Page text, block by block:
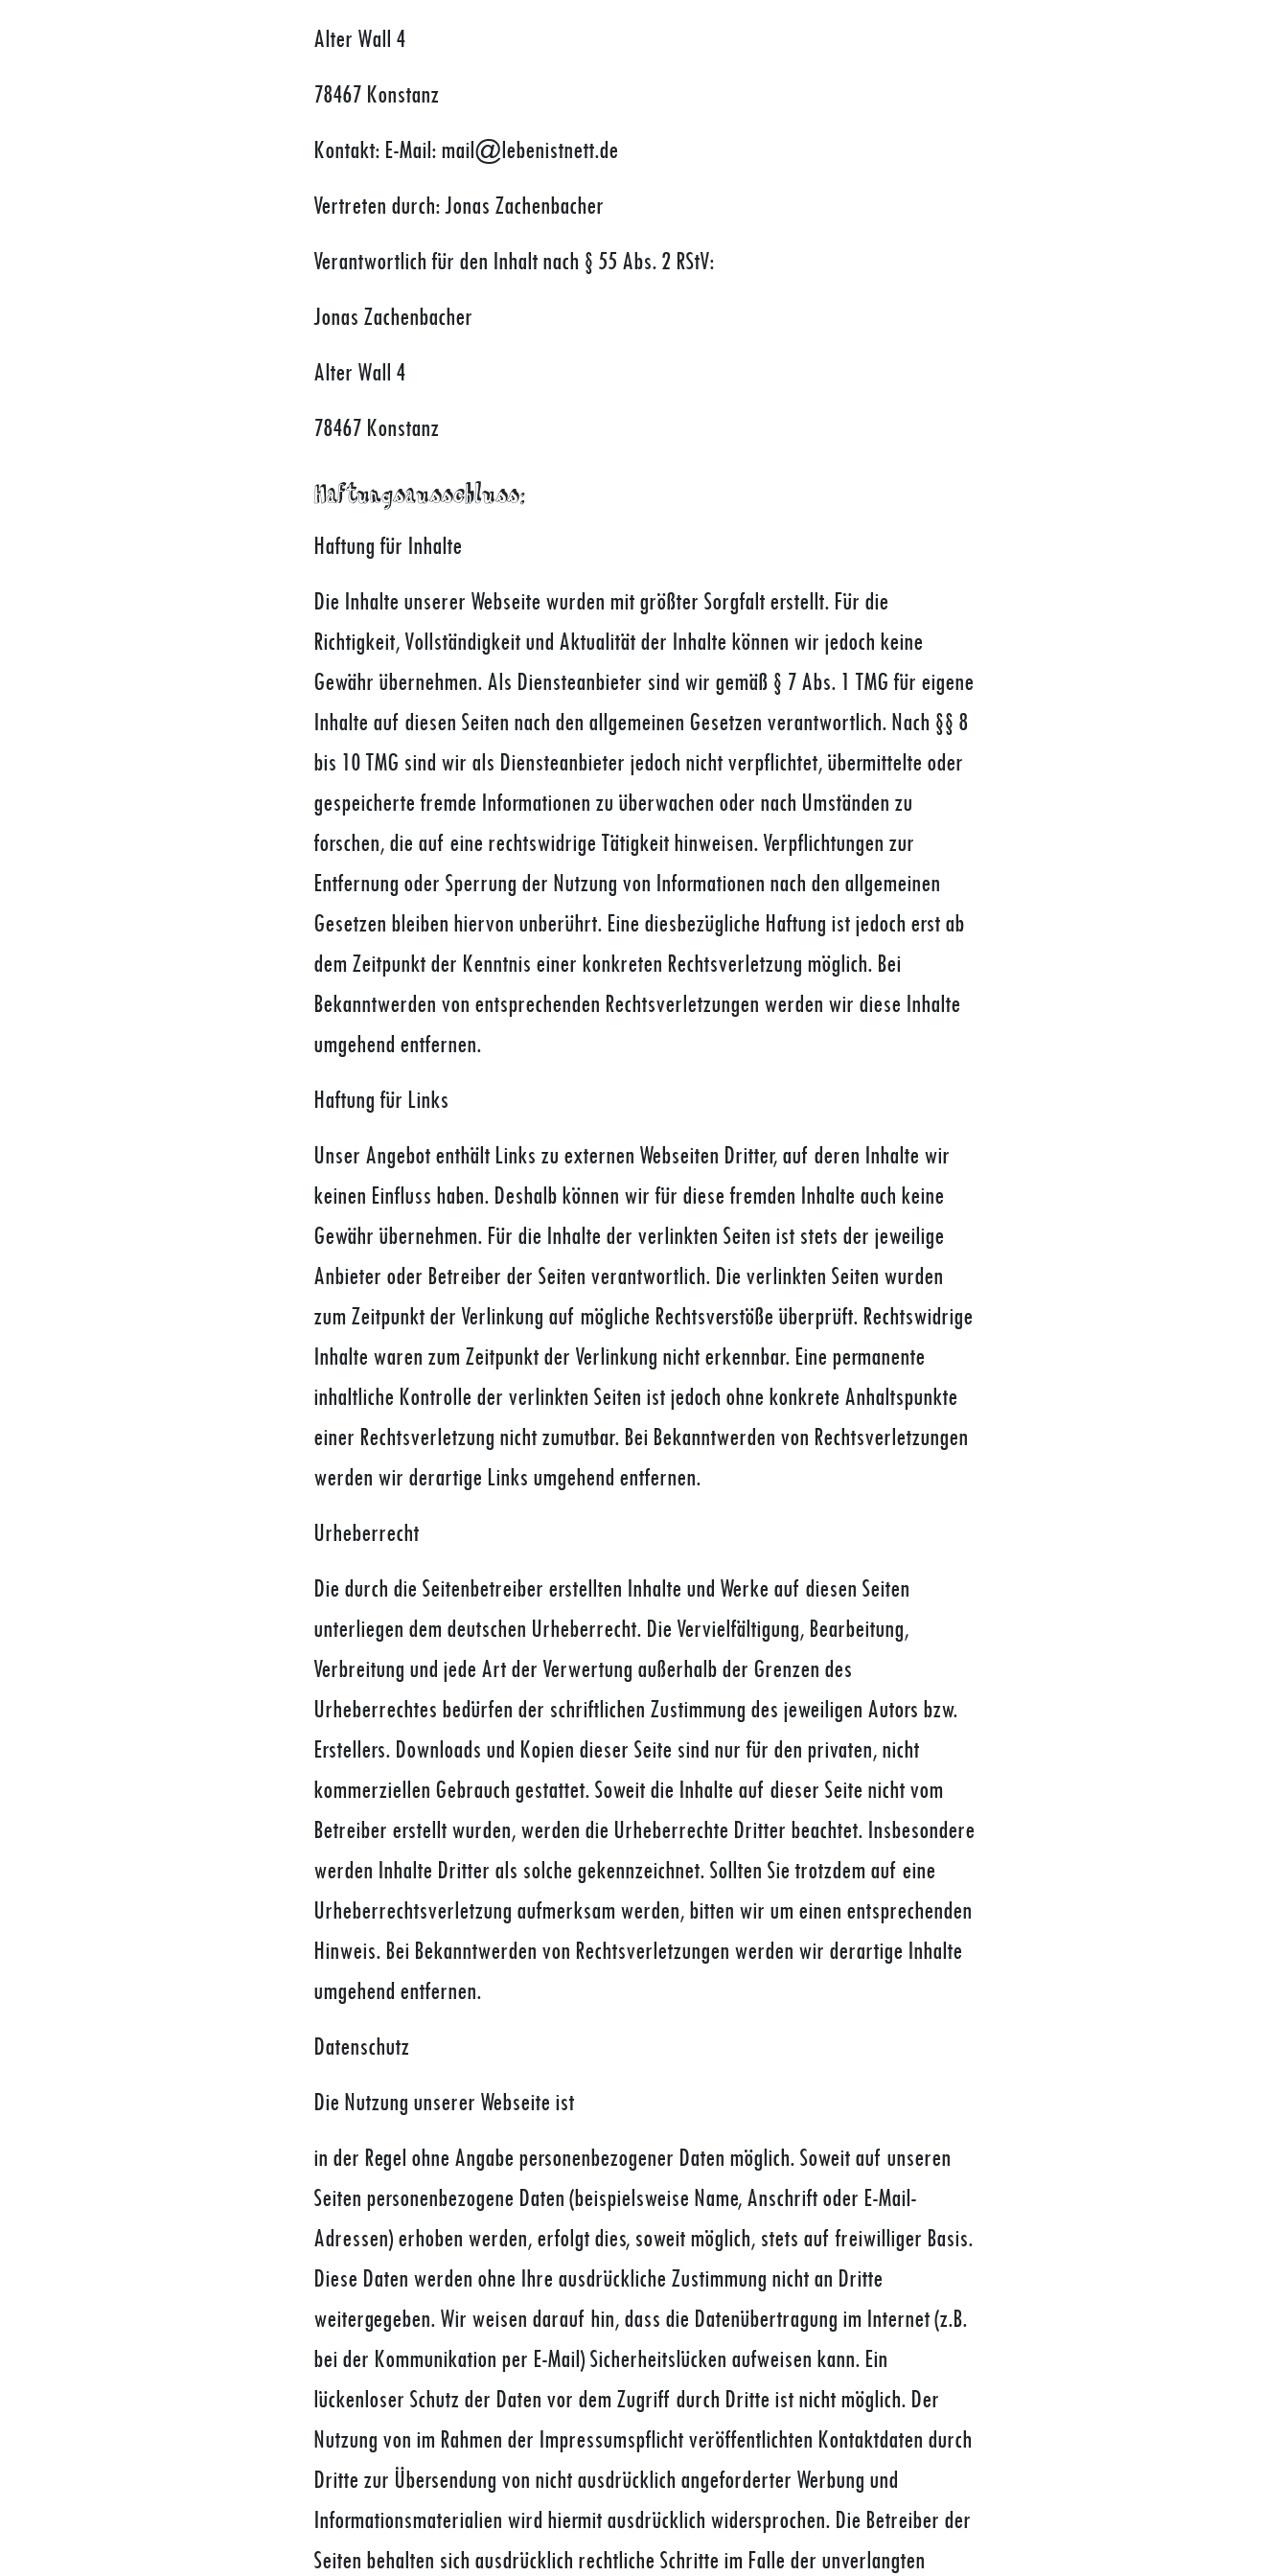
Alter Wall 4
78467 Konstanz
Kontakt: E-Mail: mail@lebenistnett.de
Vertreten durch: Jonas Zachenbacher
Verantwortlich für den Inhalt nach § 55 Abs. 2 RStV:
Jonas Zachenbacher
Alter Wall 4
78467 Konstanz
Haftungsausschluss:
Haftung für Inhalte
Die Inhalte unserer Webseite wurden mit größter Sorgfalt erstellt. Für die
Richtigkeit, Vollständigkeit und Aktualität der Inhalte können wir jedoch keine
Gewähr übernehmen. Als Diensteanbieter sind wir gemäß § 7 Abs. 1 TMG für eigene
Inhalte auf diesen Seiten nach den allgemeinen Gesetzen verantwortlich. Nach §§ 8
bis 10 TMG sind wir als Diensteanbieter jedoch nicht verpflichtet, übermittelte oder
gespeicherte fremde Informationen zu überwachen oder nach Umständen zu
forschen, die auf eine rechtswidrige Tätigkeit hinweisen. Verpflichtungen zur
Entfernung oder Sperrung der Nutzung von Informationen nach den allgemeinen
Gesetzen bleiben hiervon unberührt. Eine diesbezügliche Haftung ist jedoch erst ab
dem Zeitpunkt der Kenntnis einer konkreten Rechtsverletzung möglich. Bei
Bekanntwerden von entsprechenden Rechtsverletzungen werden wir diese Inhalte
umgehend entfernen.
Haftung für Links
Unser Angebot enthält Links zu externen Webseiten Dritter, auf deren Inhalte wir
keinen Einfluss haben. Deshalb können wir für diese fremden Inhalte auch keine
Gewähr übernehmen. Für die Inhalte der verlinkten Seiten ist stets der jeweilige
Anbieter oder Betreiber der Seiten verantwortlich. Die verlinkten Seiten wurden
zum Zeitpunkt der Verlinkung auf mögliche Rechtsverstöße überprüft. Rechtswidrige
Inhalte waren zum Zeitpunkt der Verlinkung nicht erkennbar. Eine permanente
inhaltliche Kontrolle der verlinkten Seiten ist jedoch ohne konkrete Anhaltspunkte
einer Rechtsverletzung nicht zumutbar. Bei Bekanntwerden von Rechtsverletzungen
werden wir derartige Links umgehend entfernen.
Urheberrecht
Die durch die Seitenbetreiber erstellten Inhalte und Werke auf diesen Seiten
unterliegen dem deutschen Urheberrecht. Die Vervielfältigung, Bearbeitung,
Verbreitung und jede Art der Verwertung außerhalb der Grenzen des
Urheberrechtes bedürfen der schriftlichen Zustimmung des jeweiligen Autors bzw.
Erstellers. Downloads und Kopien dieser Seite sind nur für den privaten, nicht
kommerziellen Gebrauch gestattet. Soweit die Inhalte auf dieser Seite nicht vom
Betreiber erstellt wurden, werden die Urheberrechte Dritter beachtet. Insbesondere
werden Inhalte Dritter als solche gekennzeichnet. Sollten Sie trotzdem auf eine
Urheberrechtsverletzung aufmerksam werden, bitten wir um einen entsprechenden
Hinweis. Bei Bekanntwerden von Rechtsverletzungen werden wir derartige Inhalte
umgehend entfernen.
Datenschutz
Die Nutzung unserer Webseite ist
in der Regel ohne Angabe personenbezogener Daten möglich. Soweit auf unseren
Seiten personenbezogene Daten (beispielsweise Name, Anschrift oder E-Mail-
Adressen) erhoben werden, erfolgt dies, soweit möglich, stets auf freiwilliger Basis.
Diese Daten werden ohne Ihre ausdrückliche Zustimmung nicht an Dritte
weitergegeben. Wir weisen darauf hin, dass die Datenübertragung im Internet (z.B.
bei der Kommunikation per E-Mail) Sicherheitslücken aufweisen kann. Ein
lückenloser Schutz der Daten vor dem Zugriff durch Dritte ist nicht möglich. Der
Nutzung von im Rahmen der Impressumspflicht veröffentlichten Kontaktdaten durch
Dritte zur Übersendung von nicht ausdrücklich angeforderter Werbung und
Informationsmaterialien wird hiermit ausdrücklich widersprochen. Die Betreiber der
Seiten behalten sich ausdrücklich rechtliche Schritte im Falle der unverlangten